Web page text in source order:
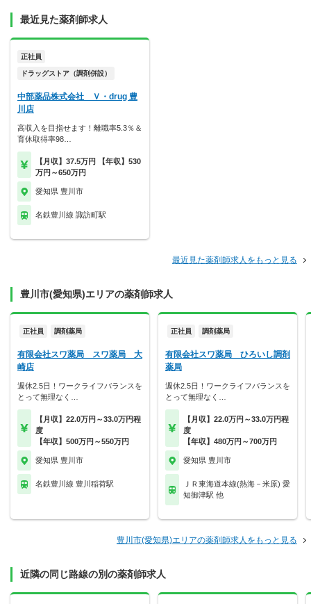
最近見た薬剤師求人
正社員
ドラッグストア（調剤併設）
中部薬品株式会社 Ｖ・drug 豊
川店
高収入を目指せます！離職率5.3％＆
育休取得率98…
【月収】37.5万円 【年収】530
万円～650万円
愛知県 豊川市
名鉄豊川線 諏訪町駅
最近見た薬剤師求人をもっと見る
豊川市(愛知県)エリアの薬剤師求人
正社員 調剤薬局
有限会社スワ薬局 スワ薬局 大
崎店
週休2.5日！ワークライフバランスを
とって無理なく…
【月収】22.0万円～33.0万円程
度
【年収】500万円～550万円
愛知県 豊川市
名鉄豊川線 豊川稲荷駅
正社員 調剤薬局
有限会社スワ薬局 ひろいし調剤
薬局
週休2.5日！ワークライフバランスを
とって無理なく…
【月収】22.0万円～33.0万円程
度
【年収】480万円～700万円
愛知県 豊川市
ＪＲ東海道本線(熱海－米原) 愛
知御津駅 他
豊川市(愛知県)エリアの薬剤師求人をもっと見る
近隣の同じ路線の別の薬剤師求人